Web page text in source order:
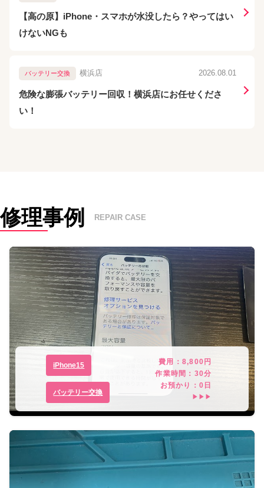
【高の原】iPhone・スマホが水没したら？やってはい
けないNGも
バッテリー交換 横浜店 2026.08.01
危険な膨張バッテリー回収！横浜店にお任せくださ
い！
修理事例 REPAIR CASE
iPhone15
バッテリー交換
費用： 8,800 円
作業時間： 30分
お預かり：0 日
▶▶▶